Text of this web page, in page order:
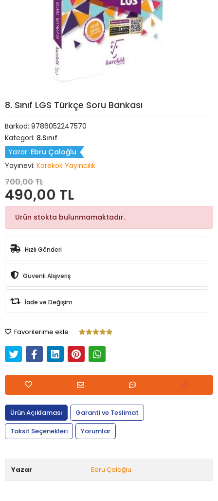
8. Sınıf LGS Türkçe Soru Bankası
Barkod: 9786052247570
Kategori: 8.Sınıf
Yazar: Ebru Çaloğlu
Yayınevi: Karekök Yayıncılık
700,00 TL
490,00 TL
Ürün stokta bulunmamaktadır.
Hızlı Gönderi
Güvenli Alışveriş
İade ve Değişim
Favorilerime ekle
Ürün Açıklaması
Garanti ve Teslimat
Taksit Seçenekleri
Yorumlar
Yazar Ebru Çaloğlu